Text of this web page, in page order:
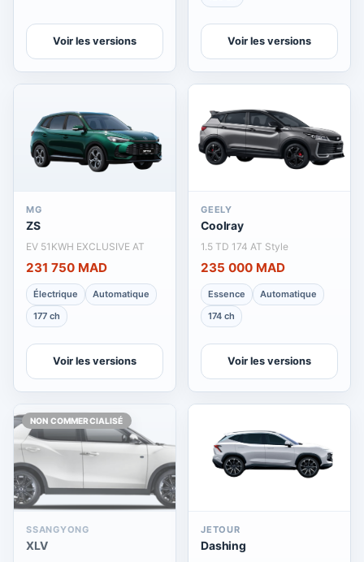
Voir les versions Voir les versions
MG
ZS
EV 51KWH EXCLUSIVE AT
231 750 MAD
Électrique
Automatique
177 ch
Voir les versions
GEELY
Coolray
1.5 TD 174 AT Style
235 000 MAD
Essence
Automatique
174 ch
Voir les versions
NON COMMERCIALISÉ
SSANGYONG
XLV
JETOUR
Dashing